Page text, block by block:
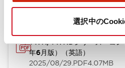
選択中の
TWN/TWNDシリーズ コン
年6月版）（英語）
2025/08/29.PDF4.07MB